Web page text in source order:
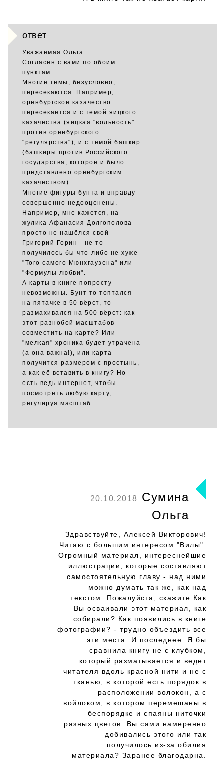
ответ
Уважаемая Ольга.
Согласен с вами по обоим
пунктам.
Многие темы, безусловно,
пересекаются. Например,
оренбургское казачество
пересекается и с темой яицкого
казачества (яицкая "вольность"
против оренбургского
"регулярства"), и с темой башкир
(башкиры против Российского
государства, которое и было
представлено оренбургским
казачеством).
Многие фигуры бунта и вправду
совершенно недооценены.
Например, мне кажется, на
жулика Афанасия Долгополова
просто не нашёлся свой
Григорий Горин - не то
получилось бы что-либо не хуже
"Того самого Мюнхгаузена" или
"Формулы любви".
А карты в книге попросту
невозможны. Бунт то топтался
на пятачке в 50 вёрст, то
размахивался на 500 вёрст: как
этот разнобой масштабов
совместить на карте? Или
"мелкая" хроника будет утрачена
(а она важна!), или карта
получится размером с простынь,
а как её вставить в книгу? Но
есть ведь интернет, чтобы
посмотреть любую карту,
регулируя масштаб.
20.10.2018
Сумина
Ольга
Здравствуйте, Алексей Викторович!
Читаю с большим интересом "Вилы".
Огромный материал, интереснейшие
иллюстрации, которые составляют
самостоятельную главу - над ними
можно думать так же, как над
текстом. Пожалуйста, скажите:Как
Вы осваивали этот материал, как
собирали? Как появились в книге
фотографии? - трудно объездить все
эти места. И последнее. Я бы
сравнила книгу не с клубком,
который разматывается и ведет
читателя вдоль красной нити и не с
тканью, в которой есть порядок в
расположении волокон, а с
войлоком, в котором перемешаны в
беспорядке и спаяны ниточки
разных цветов. Вы сами намеренно
добивались этого или так
получилось из-за обилия
материала? Заранее благодарна.